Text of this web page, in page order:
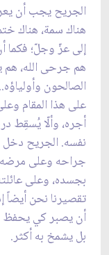
الجريح يجب أن
هناك سمة، هناك
إلى عزّ وجلّ؛ فكما
هم جرحى الله، هم
الصالحون
على هذا المقام
أجره، وألّا يُسقِط
نفسه. الجريح
جراحه وعلى مرضه
بجسده، وعلى
تقصيرنا نحن أيضاً
أن يصبر كي يحفظ
بل يشمخ به أكثر.